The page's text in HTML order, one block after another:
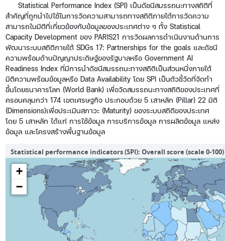
Statistical Performance Index (SPI) เป็นดัชนีสมรรถนะทางสถิติที่
สำคัญที่ถูกนำไปใช้ในการวัดความสามารถทางสถิติภายใต้การวัดความ
สามารถในมิติที่เกี่ยวข้องกับข้อมูลของประเทศต่าง ๆ ทั้ง Statistical
Capacity Development ของ PARIS21 การวัดผลการดำเนินงานด้านการ
พัฒนาระบบสถิติภายใต้ SDGs 17: Partnerships for the goals และดัชนี
ความพร้อมด้านปัญญาประดิษฐ์ของรัฐบาลหรือ Government AI
Readiness Index ที่มีการนำดัชนีสมรรถนะทางสถิติเป็นส่วนหนึ่งภายใต้
มิติความพร้อมข้อมูลหรือ Data Availability โดย SPI เป็นตัวชี้วัดที่จัดทำ
ขึ้นโดยธนาคารโลก (World Bank) เพื่อวัดสมรรถนะทางสถิติของประเทศที่
ครอบคลุมกว่า 174 เขตเศรษฐกิจ ประกอบด้วย 5 เสาหลัก (Pillar) 22 มิติ
(Dimensions)เพื่อประเมินสภาวะ (Maturity) ของระบบสถิติของประเทศ
โดย 5 เสาหลัก ได้แก่ การใช้ข้อมูล การบริการข้อมูล การผลิตข้อมูล แหล่ง
ข้อมูล และโครงสร้างพื้นฐานข้อมูล